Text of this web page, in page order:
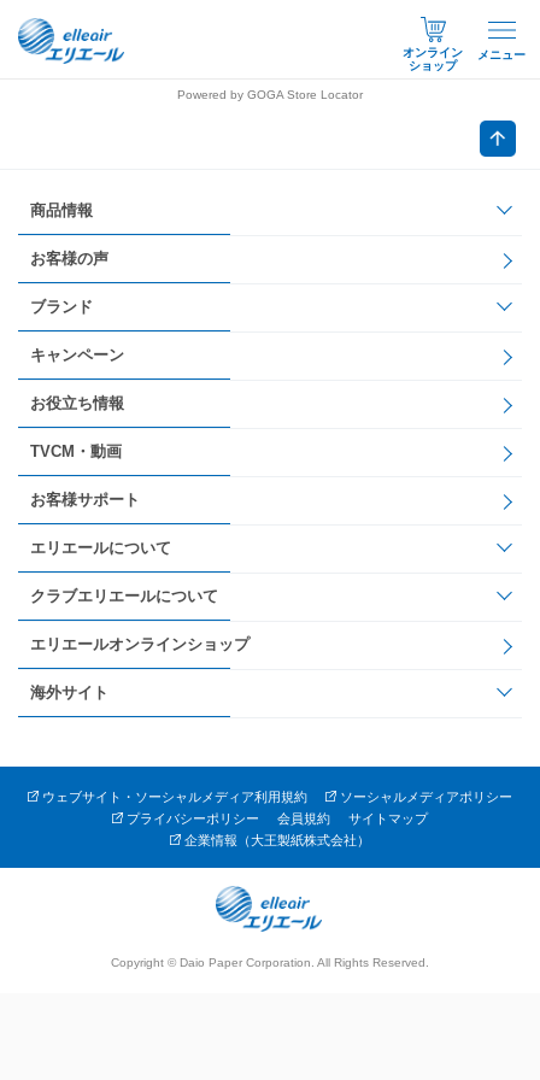
オンライン
ショップ
メニュー
Powered by GOGA Store Locator
商品情報
お客様の声
ブランド
キャンペーン
お役立ち情報
TVCM・動画
お客様サポート
エリエールについて
クラブエリエールについて
エリエールオンラインショップ
海外サイト
ウェブサイト・ソーシャルメディア利用規約
ソーシャルメディアポリシー
プライバシーポリシー
会員規約
サイトマップ
企業情報（大王製紙株式会社）
Copyright © Daio Paper Corporation. All Rights Reserved.